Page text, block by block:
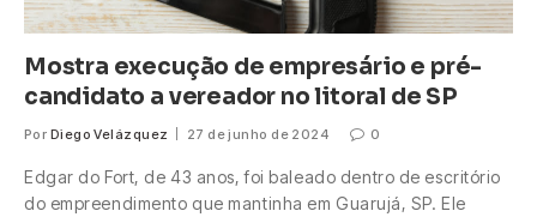
Mostra execução de empresário e pré-
candidato a vereador no litoral de SP
Por Diego Velázquez 27 de junho de 2024 0
Edgar do Fort, de 43 anos, foi baleado dentro de escritório
do empreendimento que mantinha em Guarujá, SP. Ele